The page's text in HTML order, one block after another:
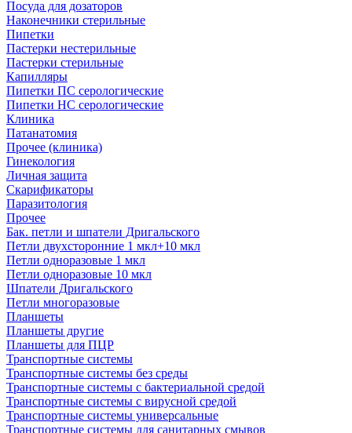
Посуда для дозаторов
Наконечники стерильные
Пипетки
Пастерки нестерильные
Пастерки стерильные
Капилляры
Пипетки ПС серологические
Пипетки НС серологические
Клиника
Патанатомия
Прочее (клиника)
Гинекология
Личная защита
Скарификаторы
Паразитология
Прочее
Бак. петли и шпатели Дригальского
Петли двухсторонние 1 мкл+10 мкл
Петли одноразовые 1 мкл
Петли одноразовые 10 мкл
Шпатели Дригальского
Петли многоразовые
Планшеты
Планшеты другие
Планшеты для ПЦР
Транспортные системы
Транспортные системы без среды
Транспортные системы с бактериальной средой
Транспортные системы с вирусной средой
Транспортные системы универсальные
Транспортные системы для санитарных смывов